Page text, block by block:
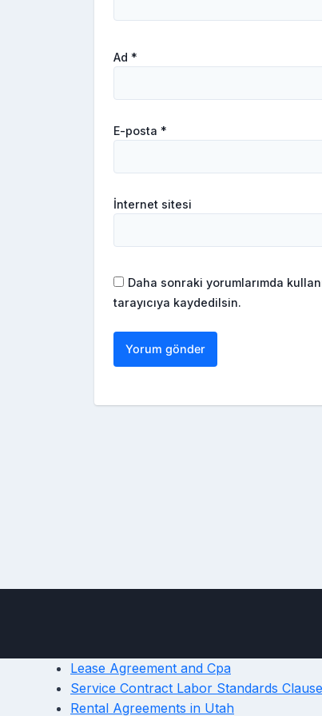
Ad *
E-posta *
İnternet sitesi
Daha sonraki yorumlarımda
tarayıcıya kaydedilsin.
Lease Agreement and Cpa
Service Contract Labor Standards Clause
Rental Agreements in Utah